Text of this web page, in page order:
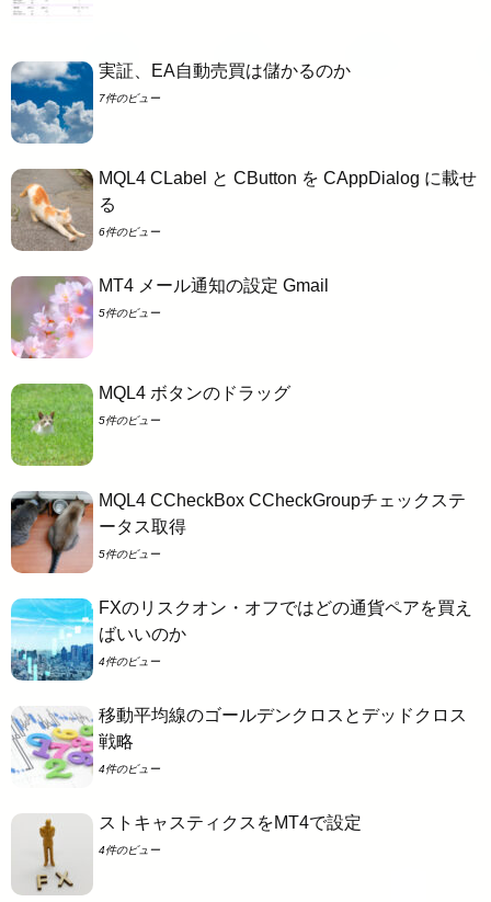
実証、EA自動売買は儲かるのか
7件のビュー
MQL4 CLabel と CButton を CAppDialog に載せ
る
6件のビュー
MT4 メール通知の設定 Gmail
5件のビュー
MQL4 ボタンのドラッグ
5件のビュー
MQL4 CCheckBox CCheckGroupチェックステ
ータス取得
5件のビュー
FXのリスクオン・オフではどの通貨ペアを買え
ばいいのか
4件のビュー
移動平均線のゴールデンクロスとデッドクロス
戦略
4件のビュー
ストキャスティクスをMT4で設定
4件のビュー